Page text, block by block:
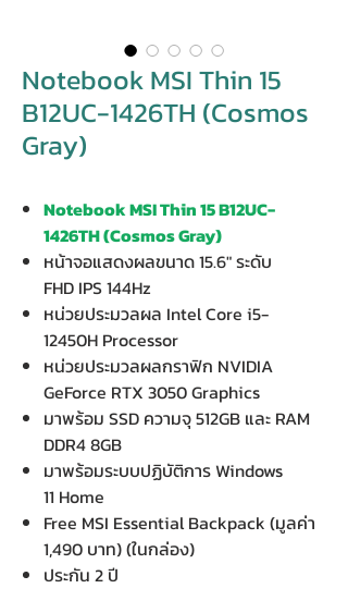
Notebook MSI Thin 15
B12UC-1426TH (Cosmos
Gray)
Notebook MSI Thin 15 B12UC-
1426TH (Cosmos Gray)
หน้าจอแสดงผลขนาด 15.6" ระดับ
FHD IPS 144Hz
หน่วยประมวลผล Intel Core i5-
12450H Processor
หน่วยประมวลผลกราฟิก NVIDIA
GeForce RTX 3050 Graphics
มาพร้อม SSD ความจุ 512GB และ RAM
DDR4 8GB
มาพร้อมระบบปฏิบัติการ Windows
11 Home
Free MSI Essential Backpack (มูลค่า
1,490 บาท) (ในกล่อง)
ประกัน 2 ปี